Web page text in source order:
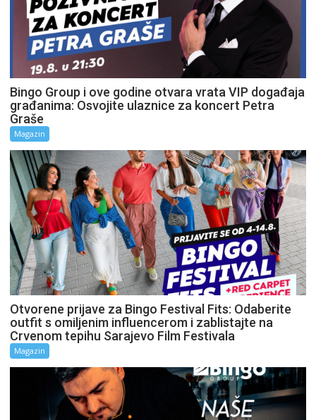
Bingo Group i ove godine otvara vrata VIP događaja
građanima: Osvojite ulaznice za koncert Petra
Graše
Magazin
Otvorene prijave za Bingo Festival Fits: Odaberite
outfit s omiljenim influencerom i zablistajte na
Crvenom tepihu Sarajevo Film Festivala
Magazin